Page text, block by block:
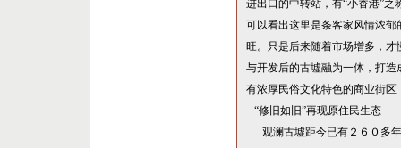
进出口的中转站，有“小香港”之
可以看出这里是条客家风情浓
旺。只是后来随着市场增多，
与开发后的古墟融为一体，打
有浓厚民俗文化特色的商业街
“修旧如旧”再现原住民生态
观澜古墟距今已有２６０多